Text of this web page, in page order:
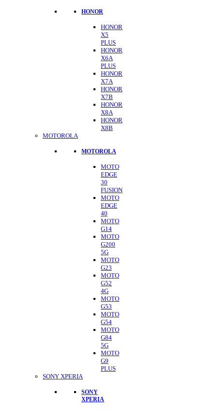
HONOR
HONOR
X5
PLUS
HONOR
X6A
PLUS
HONOR
X7A
HONOR
X7B
HONOR
X8A
HONOR
X8B
MOTOROLA
MOTOROLA
MOTO
EDGE
30
FUSION
MOTO
EDGE
40
MOTO
G14
MOTO
G200
5G
MOTO
G23
MOTO
G52
4G
MOTO
G53
MOTO
G54
MOTO
G84
5G
MOTO
G9
PLUS
SONY XPERIA
SONY
XPERIA